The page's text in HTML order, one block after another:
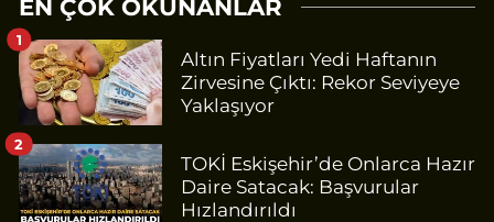
EN ÇOK OKUNANLAR
Altın Fiyatları Yedi Haftanın
Zirvesine Çıktı: Rekor Seviyeye
Yaklaşıyor
1
TOKİ Eskişehir’de Onlarca Hazır
Daire Satacak: Başvurular
Hızlandırıldı
2